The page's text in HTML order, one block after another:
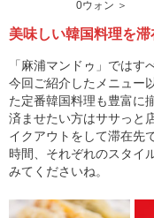
0ウォン ＞
美味しい韓国料理を滞
「麻浦マンドゥ」ではす
今回ご紹介したメニュー
た定番韓国料理も豊富に
済ませたい方はササっと
イクアウトをして滞在先
時間、それぞれのスタイ
みてくださいね。